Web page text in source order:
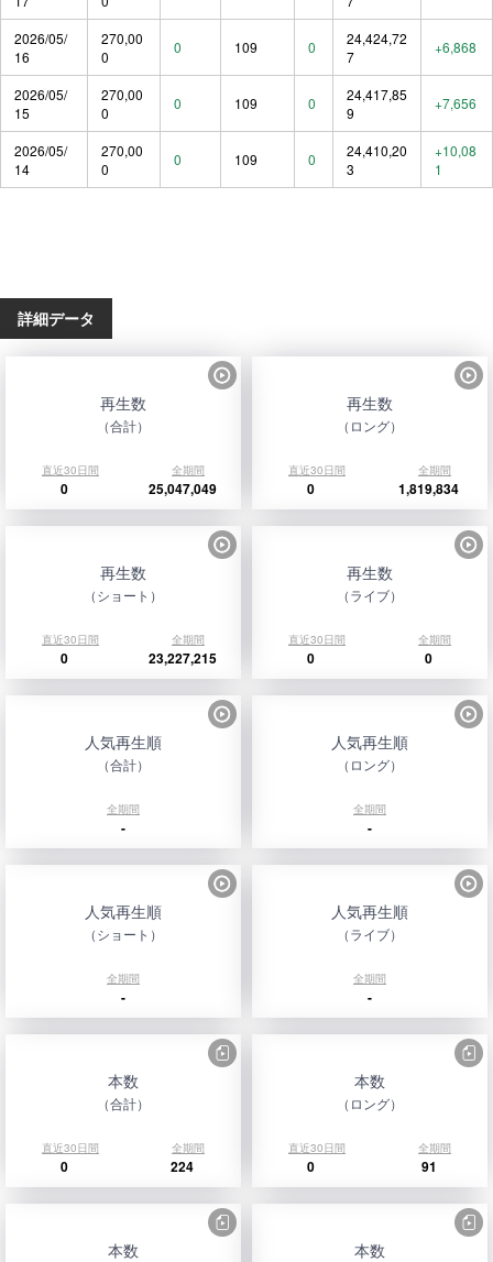
2026/05/
16
270,00
0
0 109 0
24,424,72
7
+6,868
2026/05/
15
270,00
0
0 109 0
24,417,85
9
+7,656
2026/05/
14
270,00
0
0 109 0
24,410,20
3
+10,08
1
詳細データ
再生数
（合計）
直近30日間 全期間
0 25,047,049
再生数
（ロング）
直近30日間 全期間
0 1,819,834
再生数
（ショート）
直近30日間 全期間
0 23,227,215
再生数
（ライブ）
直近30日間 全期間
0 0
人気再生順
（合計）
全期間
-
人気再生順
（ロング）
全期間
-
人気再生順
（ショート）
全期間
-
人気再生順
（ライブ）
全期間
-
本数
（合計）
直近30日間 全期間
0 224
本数
（ロング）
直近30日間 全期間
0 91
本数 本数